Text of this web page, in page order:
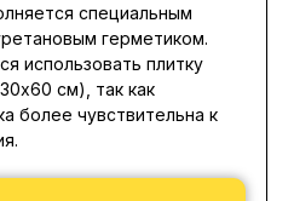
специальным
герметиком.
использовать плитку
см), так как
более чувствительна к